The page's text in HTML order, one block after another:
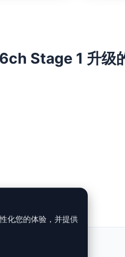
Stage 1 升级
化您的体验，并提供